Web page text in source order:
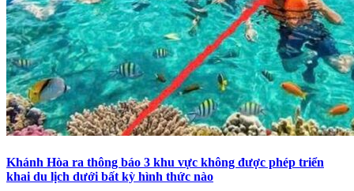
Khánh Hòa ra thông báo 3 khu vực không được phép triển
khai du lịch dưới bất kỳ hình thức nào